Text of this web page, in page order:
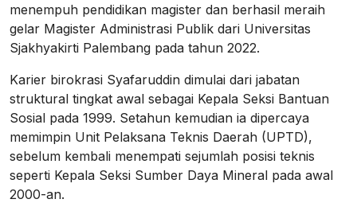
menempuh pendidikan magister dan berhasil meraih
gelar Magister Administrasi Publik dari Universitas
Sjakhyakirti Palembang pada tahun 2022.
Karier birokrasi Syafaruddin dimulai dari jabatan
struktural tingkat awal sebagai Kepala Seksi Bantuan
Sosial pada 1999. Setahun kemudian ia dipercaya
memimpin Unit Pelaksana Teknis Daerah (UPTD),
sebelum kembali menempati sejumlah posisi teknis
seperti Kepala Seksi Sumber Daya Mineral pada awal
2000-an.